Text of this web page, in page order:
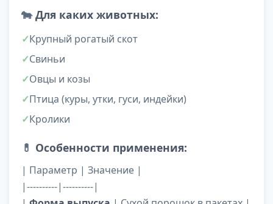
🐄Для каких животных:
Крупный рогатый скот
Свиньи
Овцы и козы
Птица (куры, утки, гуси, индейки)
Кролики
💊 Особенности применения:
| Параметр | Значение |
|----------|----------|